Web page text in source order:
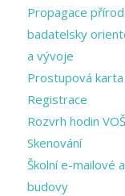
Propagace
badatelsky
a vývoje
Prostupová karta
Registrace
Rozvrh hodin
Skenování
Školní e-mailové
budovy